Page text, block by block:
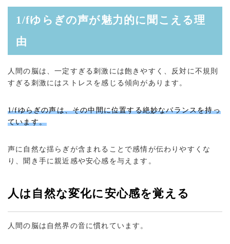
1/fゆらぎの声が魅力的に聞こえる理
由
人間の脳は、一定すぎる刺激には飽きやすく、反対に不規則
すぎる刺激にはストレスを感じる傾向があります。
1/fゆらぎの声は、その中間に位置する絶妙なバランスを持っ
ています。
声に自然な揺らぎが含まれることで感情が伝わりやすくな
り、聞き手に親近感や安心感を与えます。
人は自然な変化に安心感を覚える
人間の脳は自然界の音に慣れています。